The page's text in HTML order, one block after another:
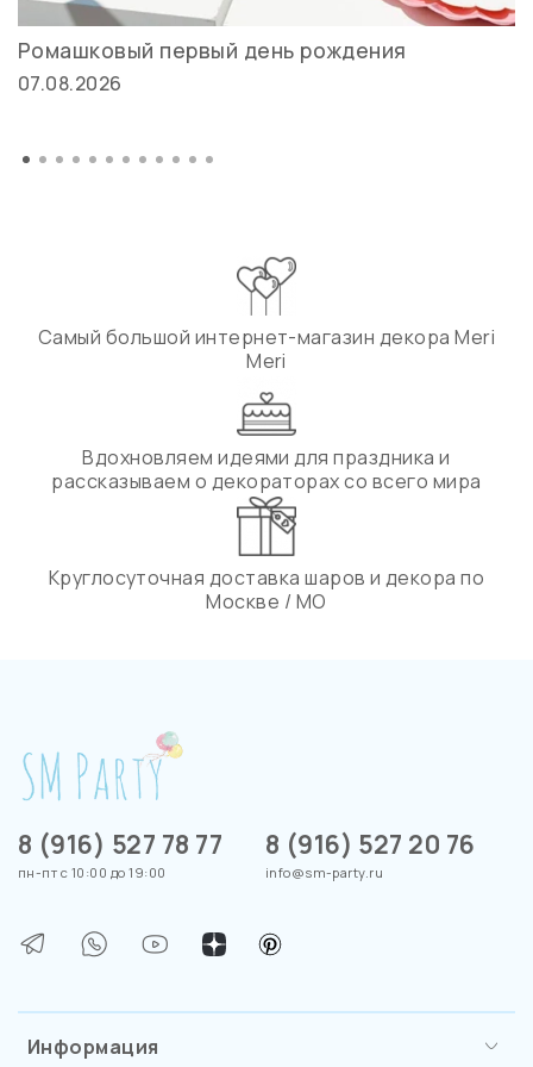
Ромашковый первый день рождения
07.08.2026
Самый большой интернет-магазин декора Meri
Meri
Вдохновляем идеями для праздника и
рассказываем о декораторах со всего мира
Круглосуточная доставка шаров и декора по
Москве / МО
Информация
8 (916) 527 78 77
пн-пт с 10:00 до 19:00
8 (916) 527 20 76
info@sm-party.ru